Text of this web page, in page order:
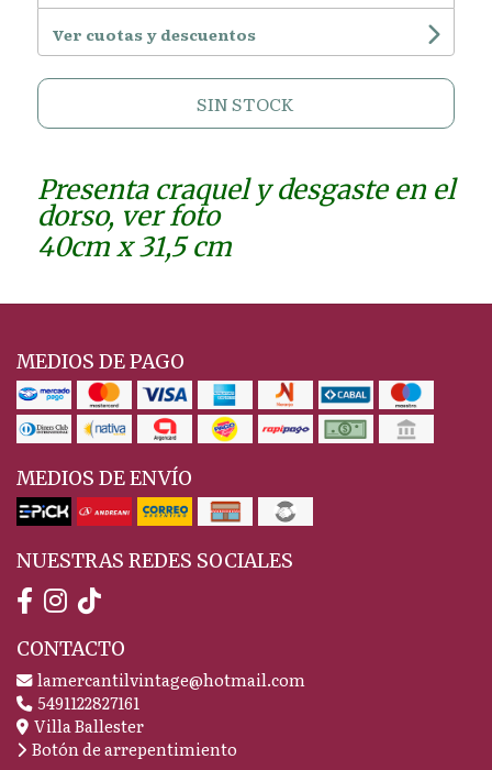
Ver cuotas y descuentos
SIN STOCK
Presenta craquel y desgaste en el
dorso, ver foto
40cm x 31,5 cm
MEDIOS DE PAGO
MEDIOS DE ENVÍO
NUESTRAS REDES SOCIALES
CONTACTO
lamercantilvintage@hotmail.com
5491122827161
Villa Ballester
Botón de arrepentimiento